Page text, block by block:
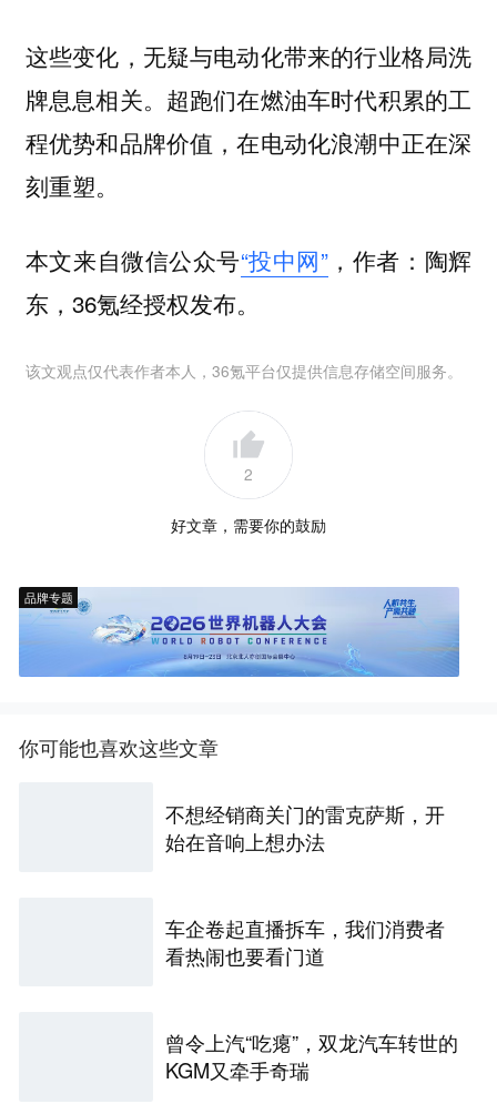
这些变化，无疑与电动化带来的行业格局洗
牌息息相关。超跑们在燃油车时代积累的工
程优势和品牌价值，在电动化浪潮中正在深
刻重塑。
本文来自微信公众号“投中网”，作者：陶辉
东，36氪经授权发布。
该文观点仅代表作者本人，36氪平台仅提供信息存储空间服务。
2
好文章，需要你的鼓励
品牌专题
你可能也喜欢这些文章
不想经销商关门的雷克萨斯，开
始在音响上想办法
车企卷起直播拆车，我们消费者
看热闹也要看门道
曾令上汽“吃瘪”，双龙汽车转世的
KGM又牵手奇瑞